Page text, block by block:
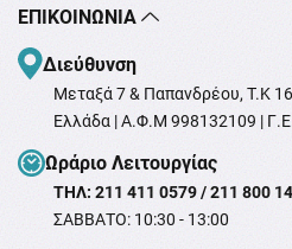
ΕΠΙΚΟΙΝΩΝΊΑ
Διεύθυνση
Μεταξά 7 & Παπανδρέου, T.K
Ελλάδα | Α.Φ.Μ 998132109 |
Ωράριο Λειτουργίας
ΤΗΛ: 211 411 0579 / 211 800
ΣΑΒΒΑΤΟ: 10:30 - 13:00